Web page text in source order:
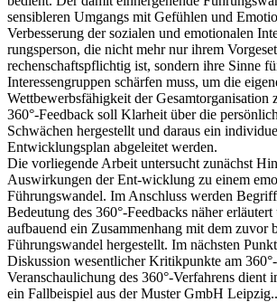
sensibleren Umgangs mit Gefühlen und
Verbesserung der sozialen und emotionalen
rungsperson, die nicht mehr nur ihrem
rechenschaftspflichtig ist, sondern ihre Sinne
Interessengruppen schärfen muss, um die
Wettbewerbsfähigkeit der Gesamtorganisation
360°-Feedback soll Klarheit über die
Schwächen hergestellt und daraus ein
Entwicklungsplan abgeleitet werden.
Die vorliegende Arbeit untersucht zunächst
Auswirkungen der Ent-wicklung zu einem
Führungswandel. Im Anschluss werden
Bedeutung des 360°-Feedbacks näher
aufbauend ein Zusammenhang mit dem zuvor
Führungswandel hergestellt. Im nächsten
Diskussion wesentlicher Kritikpunkte am
Veranschaulichung des 360°-Verfahrens dient
ein Fallbeispiel aus der Muster GmbH